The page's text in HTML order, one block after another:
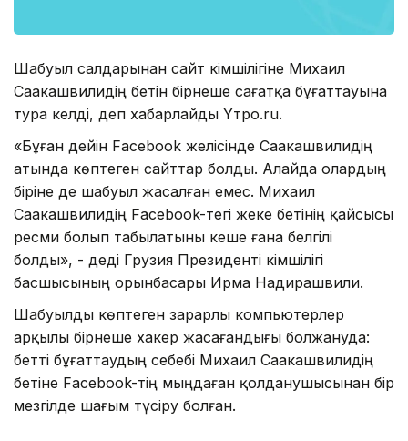
Шабуыл салдарынан сайт әкiмшiлiгіне Михаил
Саакашвилидің бетін бiрнеше сағатқа бұғаттауына
тура келді, деп хабарлайды Yтро.ru.
«Бұған дейiн Facebook желiсiнде Саакашвилидің
атында көптеген сайттар болды. Алайда олардың
біріне де шабуыл жасалған емес. Михаил
Саакашвилидің Facebook-тегі жеке бетінің қайсысы
ресми болып табылатыны кеше ғана белгілі
болды», - деді Грузия Президенті әкiмшiлiгi
басшысының орынбасары Ирма Надирашвили.
Шабуылды көптеген зарарлы компьютерлер
арқылы бірнеше хакер жасағандығы болжануда:
бетті бұғаттаудың себебі Михаил Саакашвилидің
бетіне Facebook-тің мыңдаған қолданушысынан бір
мезгілде шағым түсіру болған.